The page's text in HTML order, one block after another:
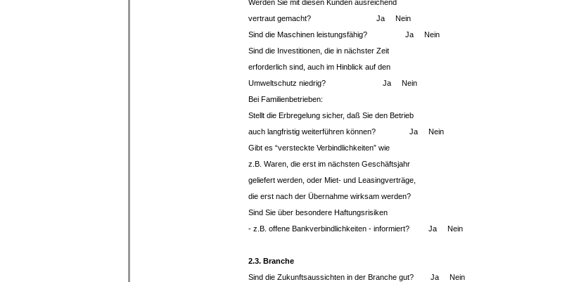
Werden Sie mit diesen Kunden ausreichend
vertraut gemacht? Ja Nein
Sind die Maschinen leistungsfähig? Ja Nein
Sind die Investitionen, die in nächster Zeit
erforderlich sind, auch im Hinblick auf den
Umweltschutz niedrig? Ja Nein
Bei Familienbetrieben:
Stellt die Erbregelung sicher, daß Sie den Betrieb
auch langfristig weiterführen können? Ja Nein
Gibt es “versteckte Verbindlichkeiten” wie
z.B. Waren, die erst im nächsten Geschäftsjahr
geliefert werden, oder Miet- und Leasingverträge,
die erst nach der Übernahme wirksam werden?
Sind Sie über besondere Haftungsrisiken
- z.B. offene Bankverbindlichkeiten - informiert? Ja Nein
2.3. Branche
Sind die Zukunftsaussichten in der Branche gut? Ja Nein